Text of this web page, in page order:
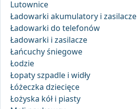
Lutownice
Ładowarki akumulatory i zasilacze
Ładowarki do telefonów
Ładowarki i zasilacze
Łańcuchy śniegowe
Łodzie
Łopaty szpadle i widły
Łóżeczka dziecięce
Łożyska kół i piasty